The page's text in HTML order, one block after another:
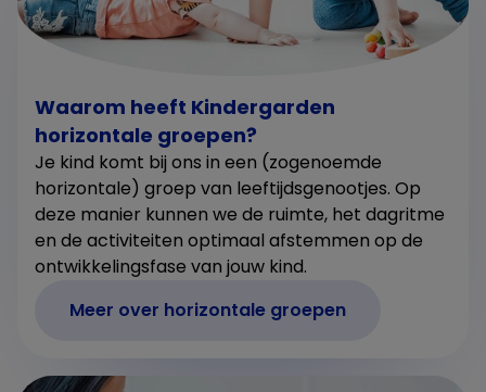
Waarom heeft Kindergarden
horizontale groepen?
Je kind komt bij ons in een (zogenoemde
horizontale) groep van leeftijdsgenootjes. Op
deze manier kunnen we de ruimte, het dagritme
en de activiteiten optimaal afstemmen op de
ontwikkelingsfase van jouw kind.
Meer over horizontale groepen